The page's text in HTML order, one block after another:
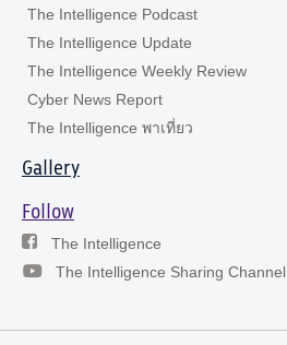
The Intelligence Podcast
The Intelligence Update
The Intelligence Weekly Review
Cyber News Report
The Intelligence พาเที่ยว
Gallery
Follow
The Intelligence
The Intelligence Sharing Channel